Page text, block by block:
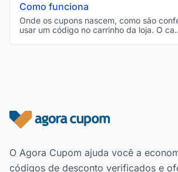
Como funciona
Onde os cupons nascem, como são
usar um código no carrinho da loja. O
Rodapé do site
O Agora Cupom ajuda você a
códigos de desconto verificados e